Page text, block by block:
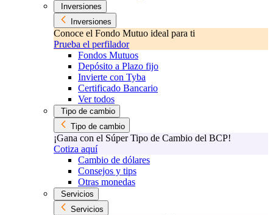
Inversiones
Inversiones
Conoce el Fondo Mutuo ideal para ti
Prueba el perfilador
Fondos Mutuos
Depósito a Plazo fijo
Invierte con Tyba
Certificado Bancario
Ver todos
Tipo de cambio
Tipo de cambio
¡Gana con el Súper Tipo de Cambio del BCP!
Cotiza aquí
Cambio de dólares
Consejos y tips
Otras monedas
Servicios
Servicios